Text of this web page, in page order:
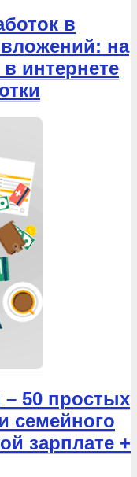
в
на
интернете
– 50 простых
семейного
зарплате +